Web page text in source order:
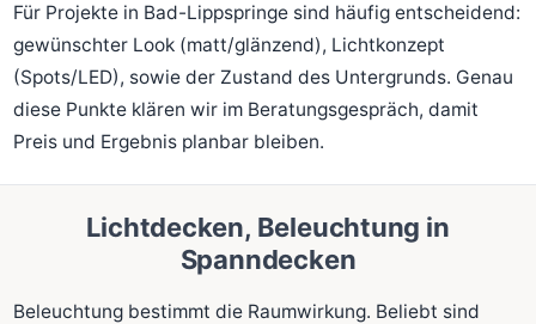
Für Projekte in Bad-Lippspringe sind häufig entscheidend:
gewünschter Look (matt/glänzend), Lichtkonzept
(Spots/LED), sowie der Zustand des Untergrunds. Genau
diese Punkte klären wir im Beratungsgespräch, damit
Preis und Ergebnis planbar bleiben.
Lichtdecken, Beleuchtung in
Spanndecken
Beleuchtung bestimmt die Raumwirkung. Beliebt sind